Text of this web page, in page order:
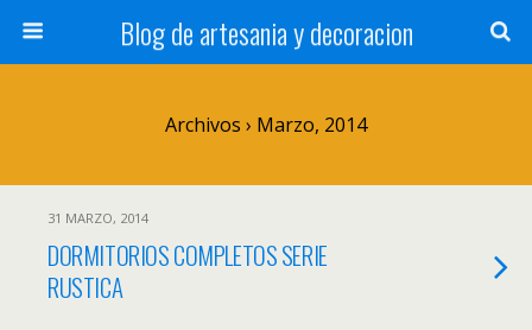
Blog de artesania y decoracion
Archivos › Marzo, 2014
31 MARZO, 2014
DORMITORIOS COMPLETOS SERIE
RUSTICA